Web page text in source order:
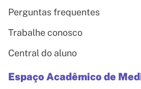
Perguntas frequentes
Trabalhe conosco
Central do aluno
Espaço Acadêmico de